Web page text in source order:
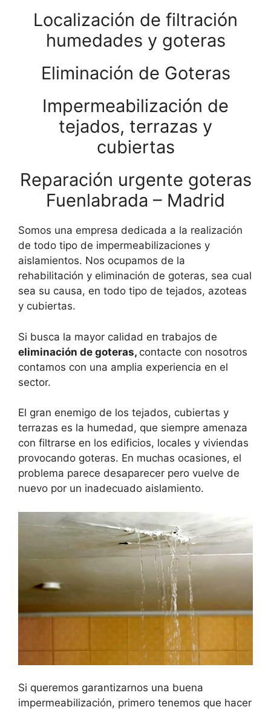
Localización de filtración
humedades y goteras
Eliminación de Goteras
Impermeabilización de
tejados, terrazas y
cubiertas
Reparación urgente goteras
Fuenlabrada – Madrid
Somos una empresa dedicada a la realización
de todo tipo de impermeabilizaciones y
aislamientos. Nos ocupamos de la
rehabilitación y eliminación de goteras, sea cual
sea su causa, en todo tipo de tejados, azoteas
y cubiertas.
Si busca la mayor calidad en trabajos de
eliminación de goteras, contacte con nosotros
contamos con una amplia experiencia en el
sector.
El gran enemigo de los tejados, cubiertas y
terrazas es la humedad, que siempre amenaza
con filtrarse en los edificios, locales y viviendas
provocando goteras. En muchas ocasiones, el
problema parece desaparecer pero vuelve de
nuevo por un inadecuado aislamiento.
Si queremos garantizarnos una buena
impermeabilización, primero tenemos que hacer